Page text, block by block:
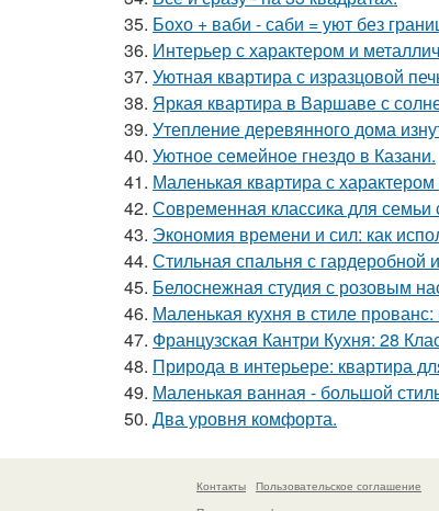
35. Бохо + ваби - саби = уют без
36. Интерьер с характером и
37. Уютная квартира с изразцовой
38. Яркая квартира в Варшаве с
39. Утепление деревянного дома
40. Уютное семейное гнездо в Казани.
41. Маленькая квартира с характером
42. Современная классика для семьи
43. Экономия времени и сил: как
44. Стильная спальня с гардеробной
45. Белоснежная студия с розовым
46. Маленькая кухня в стиле
47. Французская Кантри Кухня: 28
48. Природа в интерьере: квартира
49. Маленькая ванная - большой
50. Два уровня комфорта.
Контакты
Пользовательское соглашение